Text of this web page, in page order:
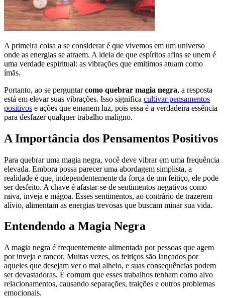
A primeira coisa a se considerar é que vivemos em um universo
onde as energias se atraem. A ideia de que espíritos afins se unem é
uma verdade espiritual: as vibrações que emitimos atuam como
ímãs.
Portanto, ao se perguntarcomo quebrar magia negra, a resposta
está em elevar suas vibrações. Isso significa cultivar pensamentos
positivos e ações que emanem luz, pois essa é a verdadeira essência
para desfazer qualquer trabalho maligno.
A Importância dos Pensamentos Positivos
Para quebrar uma magia negra, você deve vibrar em uma frequência
elevada. Embora possa parecer uma abordagem simplista, a
realidade é que, independentemente da força de um feitiço, ele pode
ser desfeito. A chave é afastar-se de sentimentos negativos como
raiva, inveja e mágoa. Esses sentimentos, ao contrário de trazerem
alívio, alimentam as energias trevosas que buscam minar sua vida.
Entendendo a Magia Negra
A magia negra é frequentemente alimentada por pessoas que agem
por inveja e rancor. Muitas vezes, os feitiços são lançados por
aqueles que desejam ver o mal alheio, e suas consequências podem
ser devastadoras. É comum que esses trabalhos tenham como alvo
relacionamentos, causando separações, traições e outros problemas
emocionais.